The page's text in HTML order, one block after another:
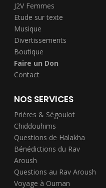
J2V Femmes
Etude sur texte
Musique
Divertissements
Boutique
Faire un Don
Contact
NOS SERVICES
Prières & Ségoulot
Chiddouhims
Questions de Halakha
Bénédictions du Rav
Aroush
Questions au Rav Aroush
Voyage à Ouman